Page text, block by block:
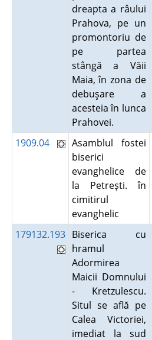
dreapta a râului
Prahova, pe un
promontoriu de
pe partea
stângă a Văii
Maia, în zona de
debuşare a
acesteia în lunca
Prahovei.
1909.04
Asamblul fostei
biserici
evanghelice de
la Petreşti. în
cimitirul
evanghelic
179132.193 Biserica cu
hramul
Adormirea
Maicii Domnului
- Kretzulescu.
Situl se află pe
Calea Victoriei,
imediat la sud